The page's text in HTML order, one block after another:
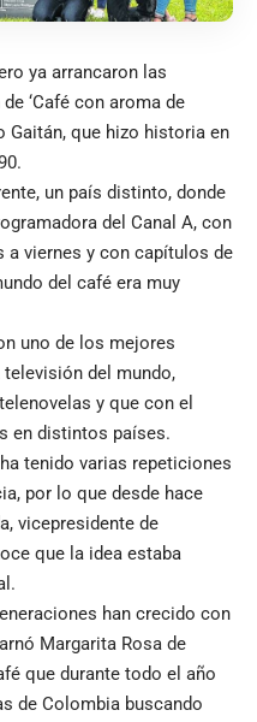
ya arrancaron las
‘Café con aroma de
Gaitán, que hizo historia en
un país distinto, donde
del Canal A, con
a viernes y con capítulos de
del café era muy
uno de los mejores
del mundo,
y que con el
en distintos países.
tenido varias repeticiones
por lo que desde hace
vicepresidente de
que la idea estaba
han crecido con
Margarita Rosa de
que durante todo el año
de Colombia buscando